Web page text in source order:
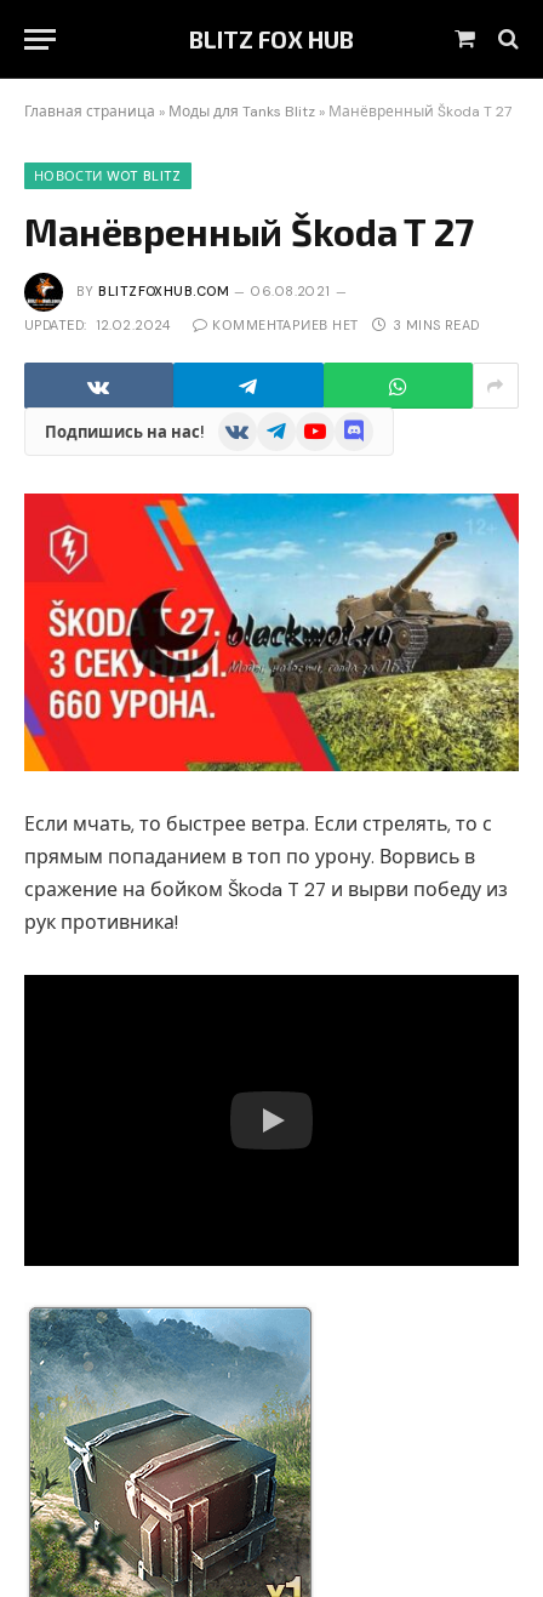
BLITZ FOX HUB
Cart
Главная страница » Моды для Tanks Blitz » Манёвренный Škoda T 27
НОВОСТИ WOT BLITZ
Манёвренный Škoda T 27
BY BLITZFOXHUB.COM 06.08.2021
UPDATED: 12.02.2024 КОММЕНТАРИЕВ НЕТ 3 MINS READ
Подпишись на нас! VKontakteTelegramYouTubeDiscord
Если мчать, то быстрее ветра. Если стрелять, то с
прямым попаданием в топ по урону. Ворвись в
сражение на бойком Škoda T 27 и вырви победу из
рук противника!